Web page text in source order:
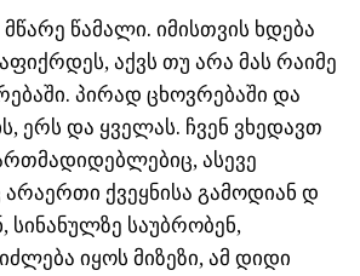
წამალი. იმისთვის ხდება
აქვს თუ არა მას რაიმე
პირად ცხოვრებაში და
ერს და ყველას. ჩვენ ვხედავთ
ასევე
ქვეყნისა გამოდიან დ
სინანულზე საუბრობენ,
იყოს მიზეზი, ამ დიდი